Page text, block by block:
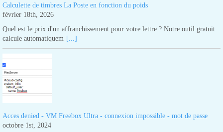
Calculette de timbres La Poste en fonction du poids
février 18th, 2026
Quel est le prix d'un affranchissement pour votre lettre ? Notre outil gratuit
calcule automatiquem [...]
Acces denied - VM Freebox Ultra - connexion impossible - mot de passe
octobre 1st, 2024